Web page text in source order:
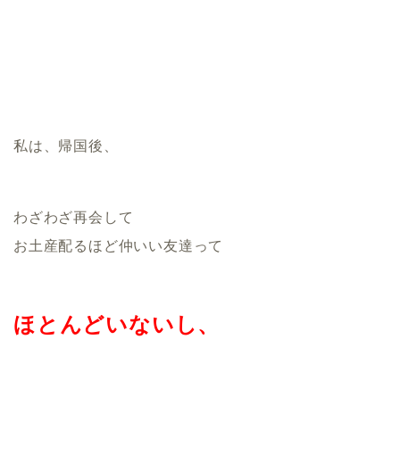
私は、帰国後、
わざわざ再会して
お土産配るほど仲いい友達って
ほとんどいないし、